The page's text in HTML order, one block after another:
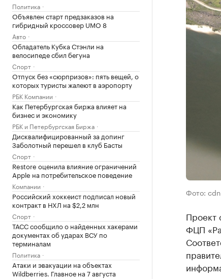
Политика
Объявлен старт предзаказов на
гибридный кроссовер UMO 8
Авто
Обладатель Кубка Стэнли на
велосипеде сбил бегуна
Спорт
Отпуск без «сюрпризов»: пять вещей, о
которых туристы жалеют в аэропорту
РБК Компании
Как Петербургская биржа влияет на
бизнес и экономику
РБК и Петербургская Биржа
Дисквалифицированный за допинг
Заболотный перешел в клуб Басты
Спорт
Restore оценила влияние ограничений
Apple на потребительское поведение
Компании
Российский хоккеист подписал новый
контракт в НХЛ на $2,2 млн
Спорт
ТАСС сообщило о найденных хакерами
документах об ударах ВСУ по
терминалам
Политика
Атаки и эвакуации на объектах
Wildberries. Главное на 7 августа
Фото:
Проект
ФЦП